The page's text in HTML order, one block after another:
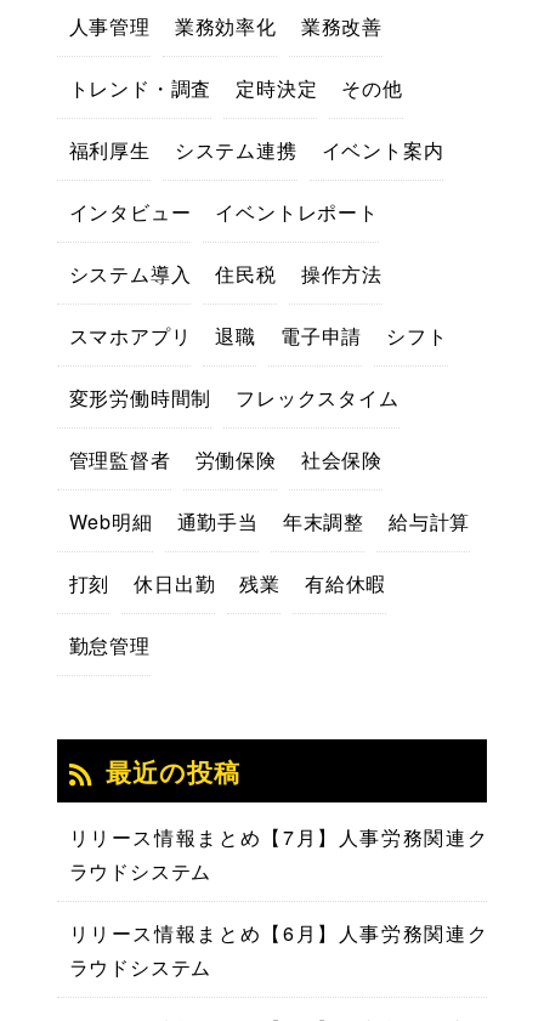
人事管理 業務効率化 業務改善
トレンド・調査 定時決定 その他
福利厚生 システム連携 イベント案内
インタビュー イベントレポート
システム導入 住民税 操作方法
スマホアプリ 退職 電子申請 シフト
変形労働時間制 フレックスタイム
管理監督者 労働保険 社会保険
Web明細 通勤手当 年末調整 給与計算
打刻 休日出勤 残業 有給休暇
勤怠管理
最近の投稿
リリース情報まとめ【7月】人事労務関連ク
ラウドシステム
リリース情報まとめ【6月】人事労務関連ク
ラウドシステム